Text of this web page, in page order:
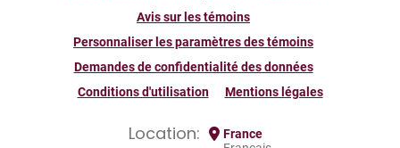
Location:
France
Avis sur les témoins
Personnaliser les paramètres des témoins
Demandes de confidentialité des données
Conditions d'utilisation
Mentions légales